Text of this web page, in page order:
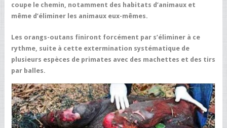
coupe le chemin, notamment des habitats d’animaux et
même d’éliminer les animaux eux-mêmes.
Les orangs-outans finiront forcément par s’éliminer à ce
rythme, suite à cette extermination systématique de
plusieurs espèces de primates avec des machettes et des tirs
par balles.